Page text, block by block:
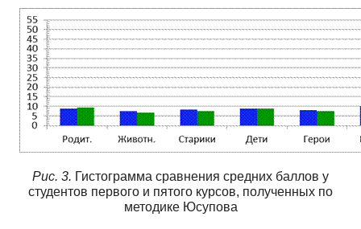
Рис. 3. Гистограмма сравнения средних баллов у
студентов первого и пятого курсов, полученных по
методике Юсупова